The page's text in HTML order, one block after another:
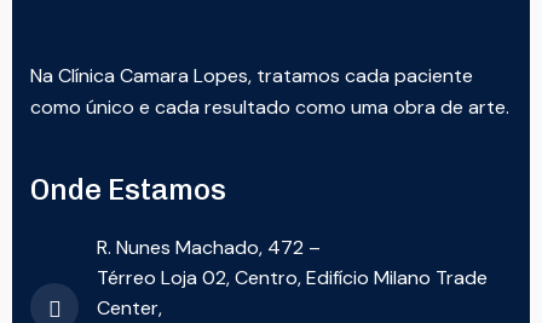
Na Clínica Camara Lopes, tratamos cada paciente
como único e cada resultado como uma obra de arte.
Onde Estamos
R. Nunes Machado, 472 –
Térreo Loja 02, Centro, Edifício Milano Trade
Center,